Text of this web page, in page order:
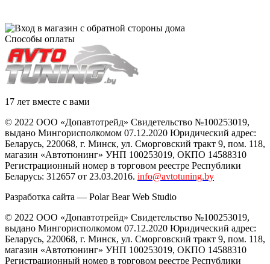
Способы оплаты
17 лет вместе с вами
© 2022 ООО «Допавтотрейд» Свидетельство №100253019,
выдано Мингорисполкомом 07.12.2020 Юридический адрес:
Беларусь, 220068, г. Минск, ул. Сморговский тракт 9, пом. 118,
магазин «Автотюнинг» УНП 100253019, ОКПО 14588310
Регистрационный номер в торговом реестре Республики
Беларусь: 312657 от 23.03.2016. info@avtotuning.by
Разработка сайта — Polar Bear Web Studio
© 2022 ООО «Допавтотрейд» Свидетельство №100253019,
выдано Мингорисполкомом 07.12.2020 Юридический адрес:
Беларусь, 220068, г. Минск, ул. Сморговский тракт 9, пом. 118,
магазин «Автотюнинг» УНП 100253019, ОКПО 14588310
Регистрационный номер в торговом реестре Республики